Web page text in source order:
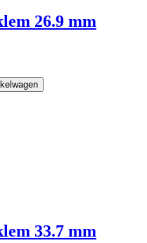
26.9 mm
33.7 mm